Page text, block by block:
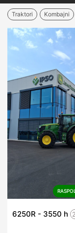
Traktori Kombajni
6250R - 3550 h